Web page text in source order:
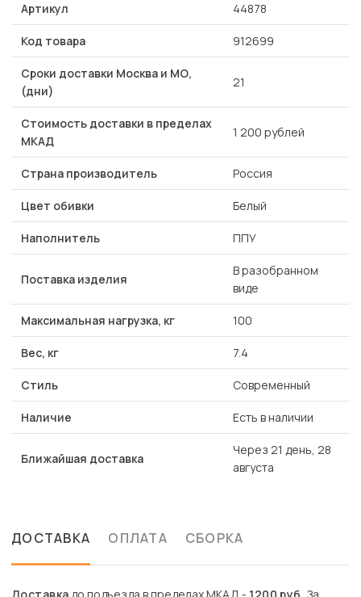
Артикул 44878
Код товара 912699
Сроки доставки Москва и МО,
(дни)
21
Стоимость доставки в пределах
МКАД
1 200 рублей
Страна производитель Россия
Цвет обивки Белый
Наполнитель ППУ
Поставка изделия
В разобранном
виде
Максимальная нагрузка, кг 100
Вес, кг 7.4
Стиль Современный
Наличие Есть в наличии
Ближайшая доставка
Через 21 день, 28
августа
ДОСТАВКА ОПЛАТА СБОРКА